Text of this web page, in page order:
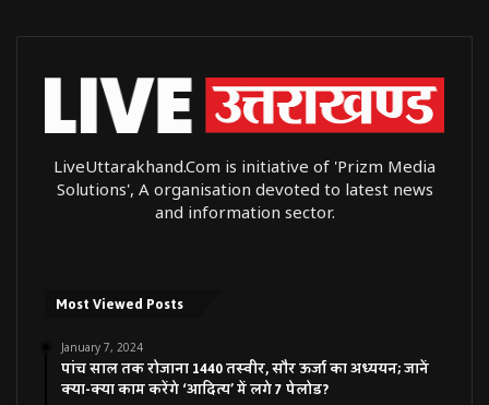
LiveUttarakhand.Com is initiative of 'Prizm Media
Solutions', A organisation devoted to latest news
and information sector.
Most Viewed Posts
January 7, 2024
पांच साल तक रोजाना 1440 तस्वीर, सौर ऊर्जा का अध्ययन; जानें
क्या-क्या काम करेंगे ‘आदित्य’ में लगे 7 पेलोड?